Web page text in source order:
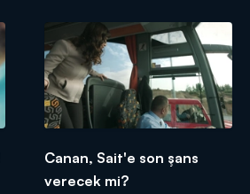
Canan, Sait'e son şans
verecek mi?